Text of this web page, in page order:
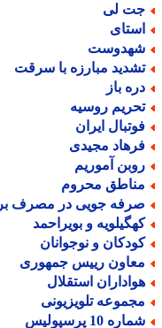
لی
مبارزه با سرقت
باز
روسیه
ایران
مجیدی
آموریم
محروم
جویی در مصرف برق
و بویراحمد
و نوجوانان
رییس جمهوری
استقلال
تلویزیونی
10 پرسپولیس